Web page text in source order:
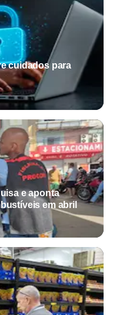
cuidados para
e aponta
em abril